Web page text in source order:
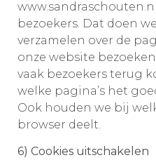
bezoekers. Dat doen
verzamelen over de
onze website
vaak bezoekers terug
welke pagina’s het
Ook houden we bij
browser deelt.
6) Cookies uitschakelen